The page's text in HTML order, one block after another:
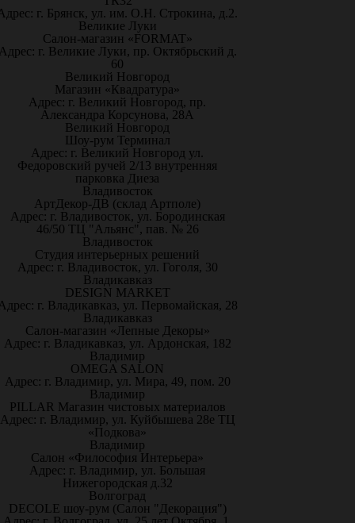
г. Брянск, ул. им. О.Н. Строкина, д.2.
Великие Луки
Салон-магазин «FORMAT»
г. Великие Луки, пр. Октябрьский д.
60
Великий Новгород
Магазин «Квадратура»
Адрес: г. Великий Новгород, пр.
Александра Корсунова, 28А
Великий Новгород
Шоу-рум Терминал
Адрес: г. Великий Новгород ул.
Федоровский ручей 2/13 внутренняя
парковка Диеза
Владивосток
АртДекор-ДВ (склад Артполе)
Адрес: г. Владивосток, ул. Бородинская
46/50 ТЦ "Альянс", пав. № 26
Владивосток
Студия интерьерных решений
Адрес: г. Владивосток, ул. Гоголя, 30
Владикавказ
DESIGN MARKET
г. Владикавказ, ул. Первомайская, 28
Владикавказ
Салон-магазин «Лепные Декоры»
Адрес: г. Владикавказ, ул. Ардонская, 182
Владимир
OMEGA SALON
Адрес: г. Владимир, ул. Мира, 49, пом. 20
Владимир
PILLAR Магазин чистовых материалов
Адрес: г. Владимир, ул. Куйбышева 28е ТЦ
«Подкова»
Владимир
Салон «Философия Интерьера»
Адрес: г. Владимир, ул. Большая
Нижегородская д.32
Волгоград
DECOLE шоу-рум (Салон "Декорация")